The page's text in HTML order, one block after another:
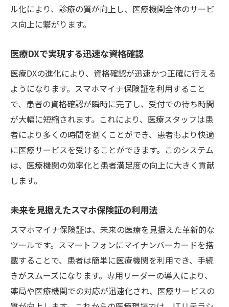
ル化により、診療の質が向上し、医療機関全体のサービ
ス向上に繋がります。
医療DXで実現する迅速な資格確認
医療DXの進化により、資格確認が迅速かつ正確に行える
ようになります。スマホマイナ保険証を利用すること
で、患者の資格確認が瞬時に完了し、受付での待ち時間
が大幅に短縮されます。これにより、医療スタッフは患
者により多くの時間を割くことができ、患者もより快適
に医療サービスを受けることができます。このシステム
は、医療機関の効率化と患者満足度の向上に大きく貢献
します。
未来を見据えたスマホ保険証の利用法
スマホマイナ保険証は、未来の医療を見据えた革新的な
ツールです。スマートフォンにマイナンバーカードを搭
載することで、患者は簡単に医療機関を利用でき、手続
きがスムーズになります。専用リーダーの導入により、
薬局や医療機関での対応が迅速化され、医療サービスの